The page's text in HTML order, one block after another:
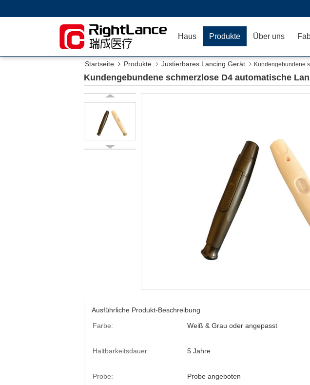
Haus Produkte Über uns
Startseite Produkte Justierbares Lancing Gerät Kundengebundene
Kundengebundene schmerzlose D4 automatische
Ausführliche Produkt-Beschreibung
Farbe:
Weiß & Grau oder angepasst
Haltbarkeitsdauer: 5 Jahre
Probe: Probe angeboten